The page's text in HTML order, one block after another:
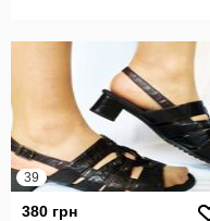
39
380 грн